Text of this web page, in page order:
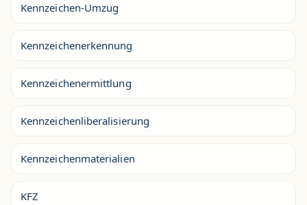
Kennzeichen-Umzug
Kennzeichenerkennung
Kennzeichenermittlung
Kennzeichenliberalisierung
Kennzeichenmaterialien
KFZ